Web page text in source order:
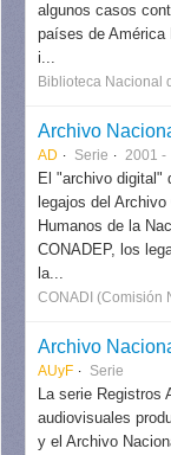
algunos casos
países de América
i...
Biblioteca Nacional
Archivo
AD Serie 2001 -
El "archivo digital"
legajos del
Humanos de la
CONADEP, los
la...
CONADI (Comisión
AUyF Serie
La serie Registros
audiovisuales
y el Archivo